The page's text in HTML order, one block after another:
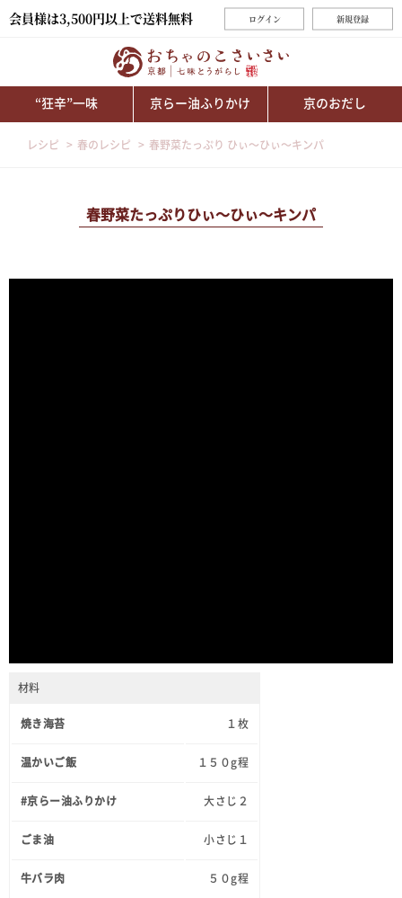
会員様は3,500円以上で送料無料 ログイン 新規登録
“狂辛”一味 京らー油ふりかけ 京のおだし
レシピ 春のレシピ 春野菜たっぷり ひぃ～ひぃ～キンパ
春野菜たっぷりひぃ～ひぃ～キンパ
材料
焼き海苔 １枚
温かいご飯 １５０g程
#京らー油ふりかけ 大さじ２
ごま油 小さじ１
牛バラ肉 ５０g程